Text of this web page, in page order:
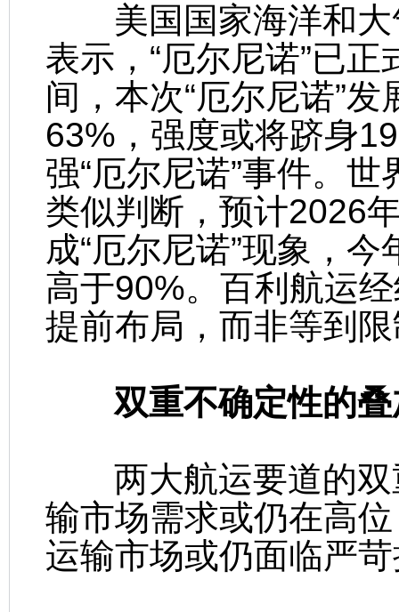
美国国家海洋和大
表示，“厄尔尼诺”已
间，本次“厄尔尼诺”
63%，强度或将跻身
强“厄尔尼诺”事件。
类似判断，预计2026
成“厄尔尼诺”现象，
高于90%。百利航运
提前布局，而非等到
双重不确定性的叠
两大航运要道的双
输市场需求或仍在高
运输市场或仍面临严